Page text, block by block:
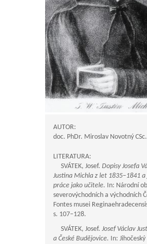
AUTOR:
doc. PhDr. Miroslav Novotný CSc.
LITERATURA:
SVÁTEK, Josef. Dopisy Josefa
Justina Michla z let 1835–1841 a
práce jako učitele. In: Národní
severovýchodních a východních
Fontes musei
s. 107–128.
SVÁTEK, Josef. Josef Václav
a České Budějovice. In: